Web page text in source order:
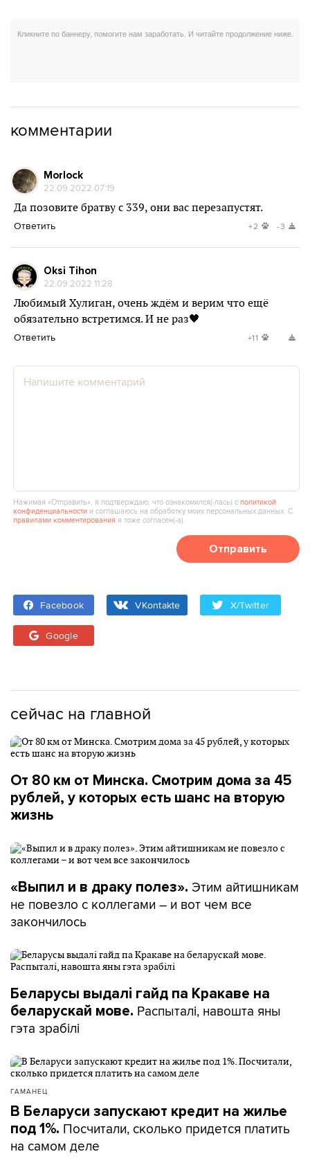
комментарии
Morlock
22.09.2022 07:19
Да позовите братву с 339, они вас перезапустят.
Ответить +2 -3
Oksi Tihon
22.09.2022 11:28
Любимый Хулиган, очень ждём и верим что ещё
обязательно встретимся. И не раз🖤
Ответить +11
Нажимая «Отправить», я подтверждаю, что ознакомился(‑лась) сполитикой
конфиденциальности и соглашаюсь на обработку моих персональных данных. С
правилами комментирования я тоже согласен(‑а).
Отправить
Facebook VKontakte X/Twitter
Google
сейчас на главной
От 80 км от Минска. Смотрим дома за 45
рублей, у которых есть шанс на вторую
жизнь
«Выпил и в драку полез». Этим айтишникам
не повезло с коллегами – и вот чем все
закончилось
Беларусы выдалі гайд па Кракаве на
беларускай мове. Распыталі, навошта яны
гэта зрабілі
ГАМАНЕЦ
В Беларуси запускают кредит на жилье
под 1%. Посчитали, сколько придется платить
на самом деле